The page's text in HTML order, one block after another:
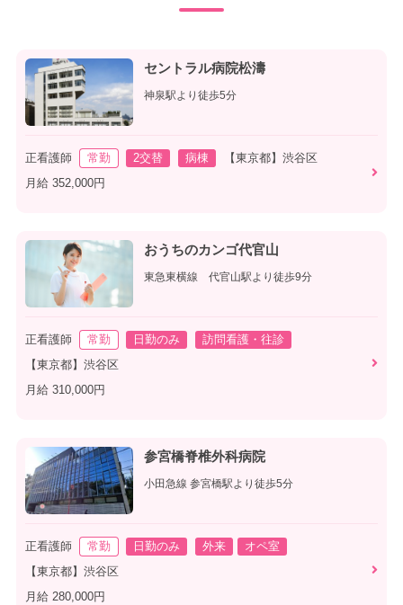
セントラル病院松濤
神泉駅より徒歩5分
正看護師 常勤 2交替 病棟
【東京都】渋谷区
月給 352,000円
おうちのカンゴ代官山
東急東横線 代官山駅より徒歩9分
正看護師 常勤 日勤のみ
訪問看護・往診
【東京都】渋谷区
月給 310,000円
参宮橋脊椎外科病院
小田急線 参宮橋駅より徒歩5分
正看護師 常勤 日勤のみ 外来
オペ室
【東京都】渋谷区
月給 280,000円